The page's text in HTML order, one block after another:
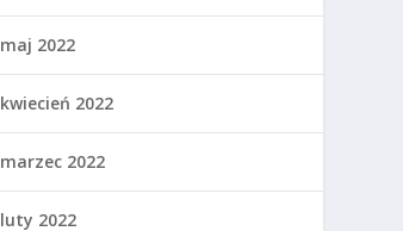
maj 2022
kwiecień 2022
marzec 2022
luty 2022